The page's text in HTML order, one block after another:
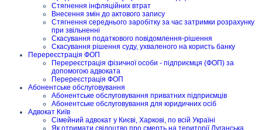
Стягнення інфляційних втрат
Внесення змін до актового запису
Стягнення середнього заробітку за час затримки розрахунку
при звільненні
Скасування податкового повідомлення-рішення
Скасування рішення суду, ухваленого на користь банку
Перереєстрація ФОП
Перереєстрація фізичної особи - підприємця (ФОП) за
допомогою адвоката
Перереєстрація ФОП
Абонентське обслуговування
Абонентське обслуговування приватних підприємців
Абонентське обслуговування для юридичних осіб
Адвокат Київ
Сімейний адвокат у Києві, Харкові, по всій Україні
Як отримати свідоцтво про смерть на території Луганська,